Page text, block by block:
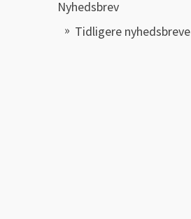
Nyhedsbrev
Tidligere nyhedsbreve